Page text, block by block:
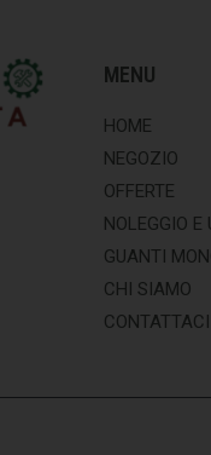
MENU
HOME
NEGOZIO
OFFERTE
NOLEGGIO E
GUANTI
CHI SIAMO
CONTATTACI